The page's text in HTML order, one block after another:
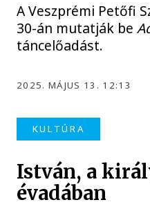
A Veszprémi Petőfi
30-án mutatják be
táncelőadást.
2025. MÁJUS 13. 12:13
KULTÚRA
István, a
évadában